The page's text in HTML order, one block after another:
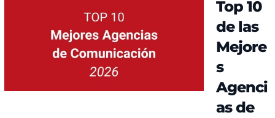
Top 10
de las
Mejore
s
Agenci
as de